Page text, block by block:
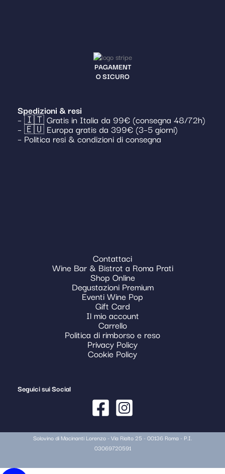
PAGAMENT
O SICURO
Spedizioni & resi
– 🇮🇹 Gratis in Italia da 99€ (consegna 48/72h)
– 🇪🇺 Europa gratis da 399€ (3–5 giorni)
– Politica resi & condizioni di consegna
Contattaci
Wine Bar & Bistrot a Roma Prati
Shop Online
Degustazioni Premium
Eventi Wine Pop
Gift Card
Il mio account
Carrello
Politica di rimborso e reso
Privacy Policy
Cookie Policy
Seguici sui Social
Solovino di Macinanti Lorenzo - Via Rialto 25 - 00136 Roma - P.I.
03069720591